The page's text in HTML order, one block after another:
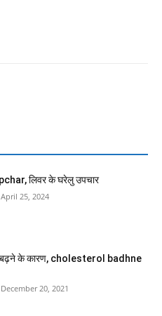
लिवर के घरेलु उपचार
April 25, 2024
बढ़ने के कारण, cholesterol badhne
December 20, 2021